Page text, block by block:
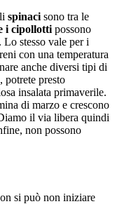
spinaci sono tra le
i cipollotti possono
Lo stesso vale per i
con una temperatura
anche diversi tipi di
potrete presto
insalata primaverile.
di marzo e crescono
il via libera quindi
non possono
si può non iniziare